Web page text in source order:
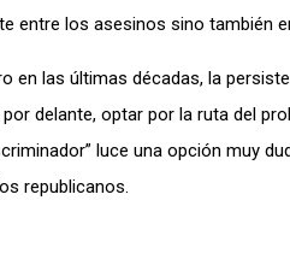
entre los asesinos sino también
en las últimas décadas, la
delante, optar por la ruta del
luce una opción muy
republicanos.